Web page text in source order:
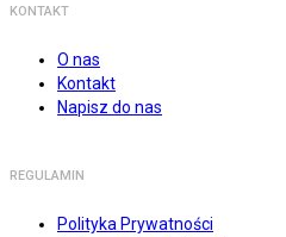
KONTAKT
O nas
Kontakt
Napisz do nas
REGULAMIN
Polityka Prywatności